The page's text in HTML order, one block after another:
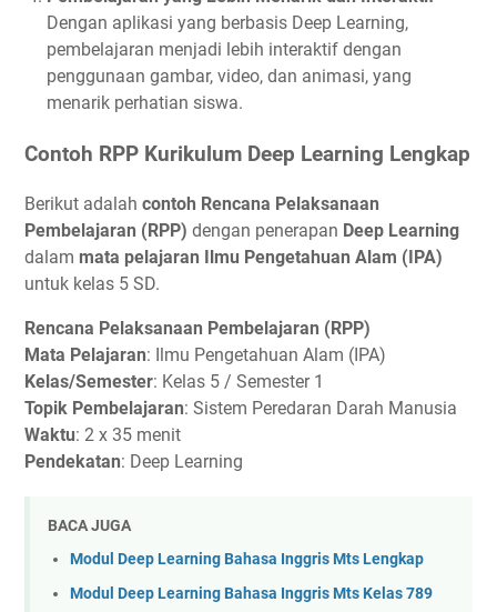
Dengan aplikasi yang berbasis Deep Learning,
pembelajaran menjadi lebih interaktif dengan
penggunaan gambar, video, dan animasi, yang
menarik perhatian siswa.
Contoh RPP Kurikulum Deep Learning Lengkap
Berikut adalah contoh Rencana Pelaksanaan
Pembelajaran (RPP) dengan penerapan Deep Learning
dalam mata pelajaran Ilmu Pengetahuan Alam (IPA)
untuk kelas 5 SD.
Rencana Pelaksanaan Pembelajaran (RPP)
Mata Pelajaran: Ilmu Pengetahuan Alam (IPA)
Kelas/Semester: Kelas 5 / Semester 1
Topik Pembelajaran: Sistem Peredaran Darah Manusia
Waktu: 2 x 35 menit
Pendekatan: Deep Learning
BACA JUGA
Modul Deep Learning Bahasa Inggris Mts Lengkap
Modul Deep Learning Bahasa Inggris Mts Kelas 789